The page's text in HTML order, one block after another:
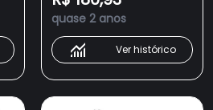
hub de controle para
jogos PC Ventiladores
ARGB de refrigeração
para chassi de
computador
quase 2 anos
Ver histórico